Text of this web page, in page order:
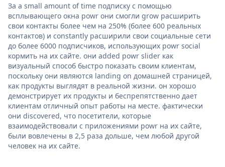
За a small amount of time подписку с помощью
всплывающего окна powr они смогли grow расширить
свои контакты более чем на 250% (более 600 реальных
контактов) и constantly расширили свои социальные сети
до более 6000 подписчиков, использующих powr social
кормить на их сайте. они added powr slider как
визуальный способ быстро показать своим клиентам,
поскольку они являются landing on домашней страницей,
как продукты выглядят в реальной жизни. он хорошо
демонстрирует их продукты и беспрепятственно дает
клиентам отличный опыт работы на месте. фактически
они discovered, что посетители, которые
взаимодействовали с приложениями powr на их сайте,
были вовлечены в 2,5 раза дольше, чем любой другой
человек на их сайте.